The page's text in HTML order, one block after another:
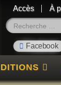
Accès À